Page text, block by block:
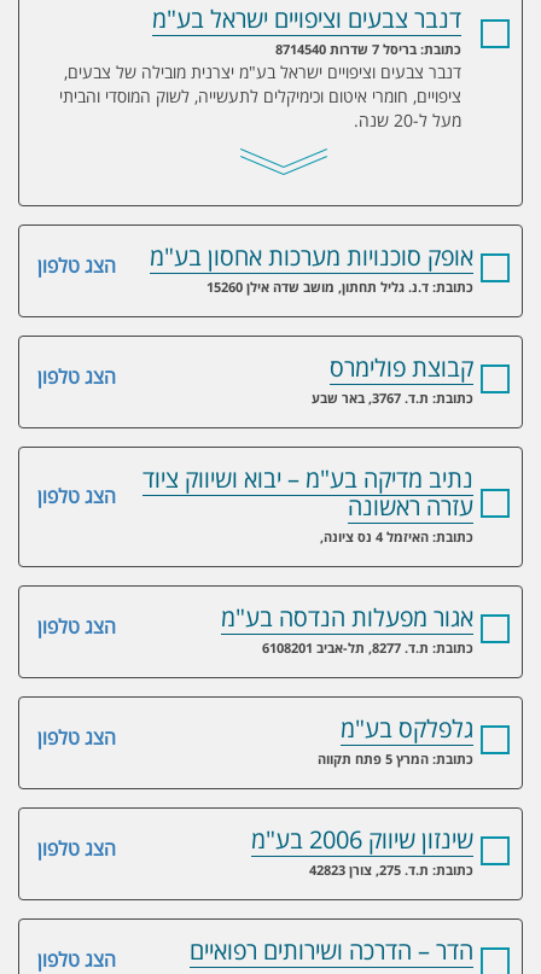
דנבר צבעים וציפויים ישראל בע"מ
כתובת: בריסל 7 שדרות 8714540
דנבר צבעים וציפויים ישראל בע"מ יצרנית מובילה של צבעים,
ציפויים, חומרי איטום וכימיקלים לתעשייה, לשוק המוסדי והביתי
מעל ל-20 שנה.
הצג טלפון אופק סוכנויות מערכות אחסון בע"מ
כתובת: ד.נ. גליל תחתון, מושב שדה אילן 15260
הצג טלפון קבוצת פולימרס
כתובת: ת.ד. 3767, באר שבע
הצג טלפון
נתיב מדיקה בע"מ – יבוא ושיווק ציוד
עזרה ראשונה
כתובת: האיזמל 4 נס ציונה,
הצג טלפון אגור מפעלות הנדסה בע"מ
כתובת: ת.ד. 8277, תל-אביב 6108201
הצג טלפון גלפלקס בע"מ
כתובת: המרץ 5 פתח תקווה
הצג טלפון שינזון שיווק 2006 בע"מ
כתובת: ת.ד. 275, צורן 42823
הצג טלפון הדר – הדרכה ושירותים רפואיים